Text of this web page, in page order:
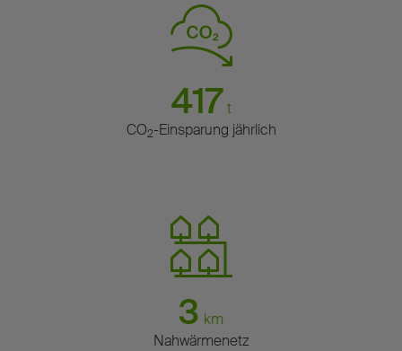
417 t
CO2-Einsparung jährlich
3 km
Nahwärmenetz